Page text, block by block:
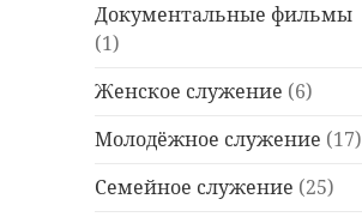
Документальные фильмы
(1)
Женское служение (6)
Молодёжное служение (17)
Семейное служение (25)